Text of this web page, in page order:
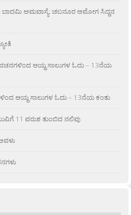
ಬಾದಮಿ ಅಮವಾಸ್ಯೆ: ಚಬನೂರ ಅಮೋಗ ಸಿದ್ದನ
ಆಯ್ದ ಸಾಲುಗಳ ಓದು – 13ನೆಯ
ಆಯ್ದ ಸಾಲುಗಳ ಓದು – 13ನೆಯ ಕಂತು
11 ವರುಶ ತುಂಬಿದ ನಲಿವು